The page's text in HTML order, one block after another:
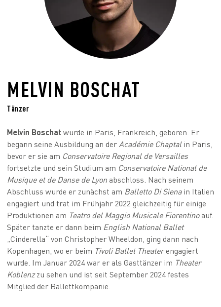
MELVIN BOSCHAT
Tänzer
Melvin Boschat wurde in Paris, Frankreich, geboren. Er
begann seine Ausbildung an der Académie Chaptalin Paris,
bevor er sie am Conservatoire Regional de Versailles
fortsetzte und sein Studium am Conservatoire National de
Musique et de Danse de Lyon abschloss. Nach seinem
Abschluss wurde er zunächst am Balletto Di Sienain Italien
engagiert und trat im Frühjahr 2022 gleichzeitig für einige
Produktionen am Teatro del Maggio Musicale Fiorentinoauf.
Später tanzte er dann beim English National Ballet
„Cinderella“ von Christopher Wheeldon, ging dann nach
Kopenhagen, wo er beim Tivoli Ballet Theaterengagiert
wurde. Im Januar 2024 war er als Gasttänzer im Theater
Koblenzzu sehen und ist seit September 2024 festes
Mitglied der Ballettkompanie.